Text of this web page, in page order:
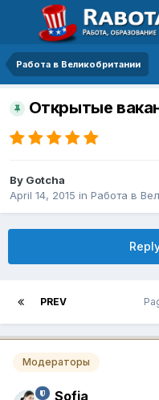
Работа в Великобритании
Открытые
By Gotcha
April 14, 2015 in Работа в
PREV
Модераторы
Sofia